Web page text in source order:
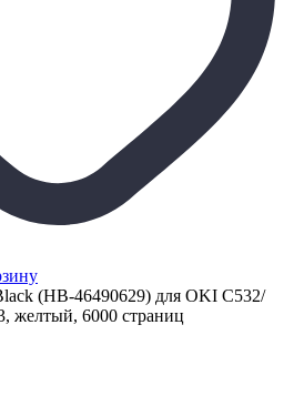
(HB-46490629) для OKI C532/
желтый, 6000 страниц